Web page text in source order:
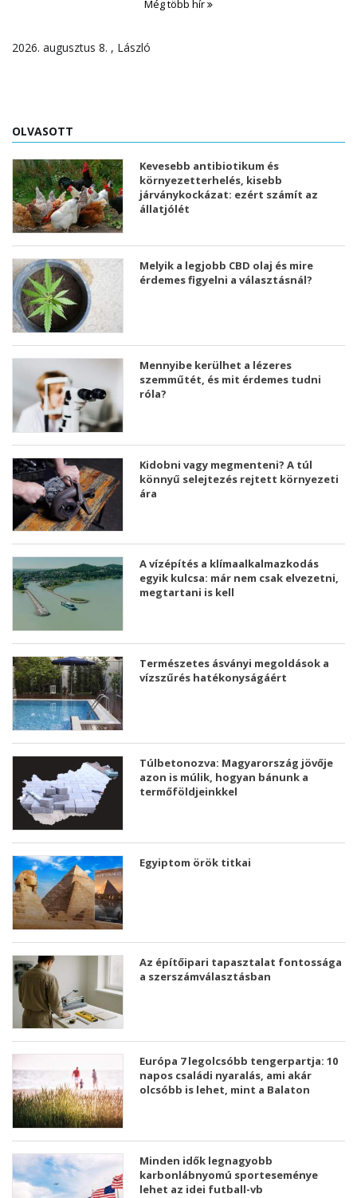
Még több hír
2026. augusztus 8. , László
OLVASOTT
Kevesebb antibiotikum és
környezetterhelés, kisebb
járványkockázat: ezért számít az
állatjólét
Melyik a legjobb CBD olaj és mire
érdemes figyelni a választásnál?
Mennyibe kerülhet a lézeres
szemműtét, és mit érdemes tudni
róla?
Kidobni vagy megmenteni? A túl
könnyű selejtezés rejtett környezeti
ára
A vízépítés a klímaalkalmazkodás
egyik kulcsa: már nem csak elvezetni,
megtartani is kell
Természetes ásványi megoldások a
vízszűrés hatékonyságáért
Túlbetonozva: Magyarország jövője
azon is múlik, hogyan bánunk a
termőföldjeinkkel
Egyiptom örök titkai
Az építőipari tapasztalat fontossága
a szerszámválasztásban
Európa 7 legolcsóbb tengerpartja: 10
napos családi nyaralás, ami akár
olcsóbb is lehet, mint a Balaton
Minden idők legnagyobb
karbonlábnyomú sporteseménye
lehet az idei futball-vb